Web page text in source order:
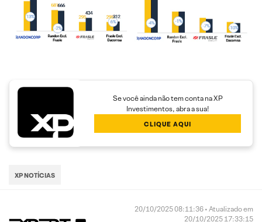
Se você ainda não tem conta na XP
Investimentos, abra a sua!
CLIQUE AQUI
XP NOTÍCIAS
20/10/2025 08:11:36 • Atualizado em
20/10/2025 17:33:15